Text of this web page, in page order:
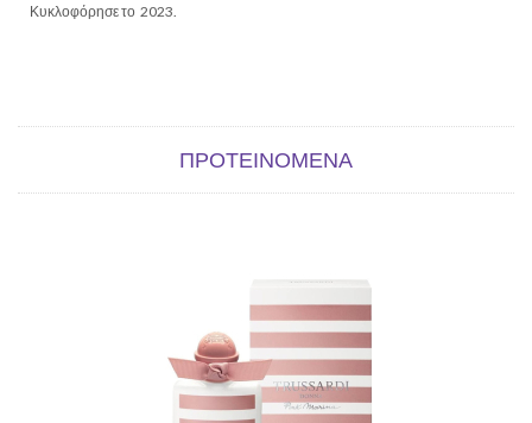
Κυκλοφόρησε το 2023.
ΠΡΟΤΕΙΝΌΜΕΝΑ